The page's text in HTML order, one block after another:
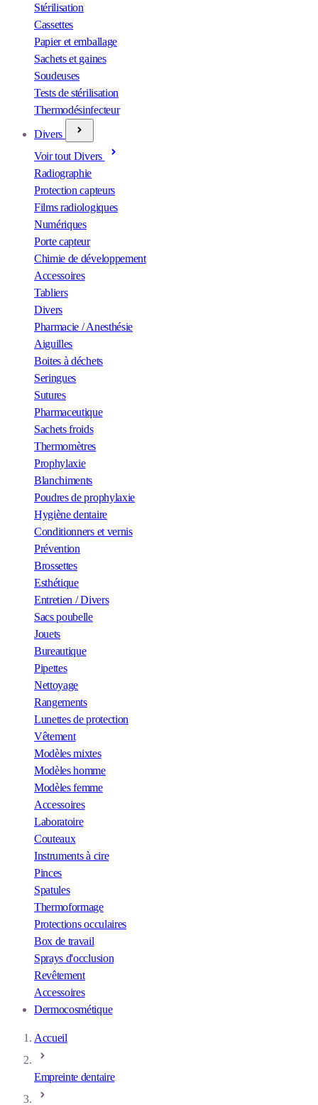
Stérilisation
Cassettes
Papier et emballage
Sachets et gaines
Soudeuses
Tests de stérilisation
Thermodésinfecteur
Divers
Voir tout Divers
Radiographie
Protection capteurs
Films radiologiques
Numériques
Porte capteur
Chimie de développement
Accessoires
Tabliers
Divers
Pharmacie / Anesthésie
Aiguilles
Boites à déchets
Seringues
Sutures
Pharmaceutique
Sachets froids
Thermomètres
Prophylaxie
Blanchiments
Poudres de prophylaxie
Hygiène dentaire
Conditionners et vernis
Prévention
Brossettes
Esthétique
Entretien / Divers
Sacs poubelle
Jouets
Bureautique
Pipettes
Nettoyage
Rangements
Lunettes de protection
Vêtement
Modèles mixtes
Modèles homme
Modèles femme
Accessoires
Laboratoire
Couteaux
Instruments à cire
Pinces
Spatules
Thermoformage
Protections occulaires
Box de travail
Sprays d'occlusion
Revêtement
Accessoires
Dermocosmétique
Accueil
Empreinte dentaire